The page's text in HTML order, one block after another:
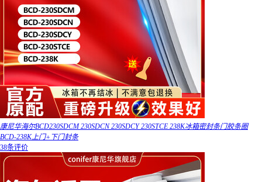
康尼华海尔BCD230SDCM 230SDCN 230SDCY 230STCE 238K冰箱密封条门胶条圈
BCD-238K上门+下门封条
38条评价